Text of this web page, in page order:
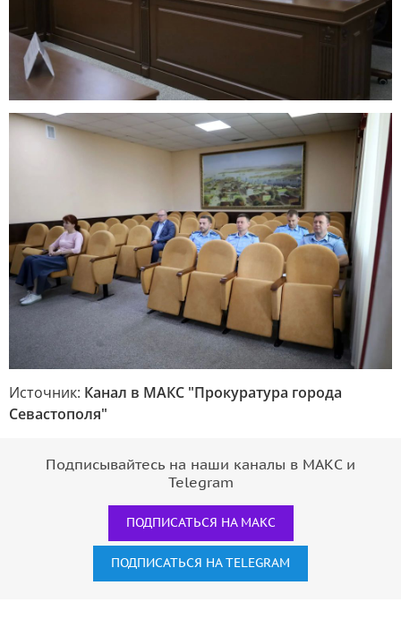
Источник: Канал в МАКС "Прокуратура города
Севастополя"
Подписывайтесь на наши каналы в МАКС и
Telegram
ПОДПИСАТЬСЯ НА МАКС
ПОДПИСАТЬСЯ НА TELEGRAM